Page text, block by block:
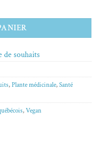
souhaits
,Plante médicinale,Santé
,Vegan